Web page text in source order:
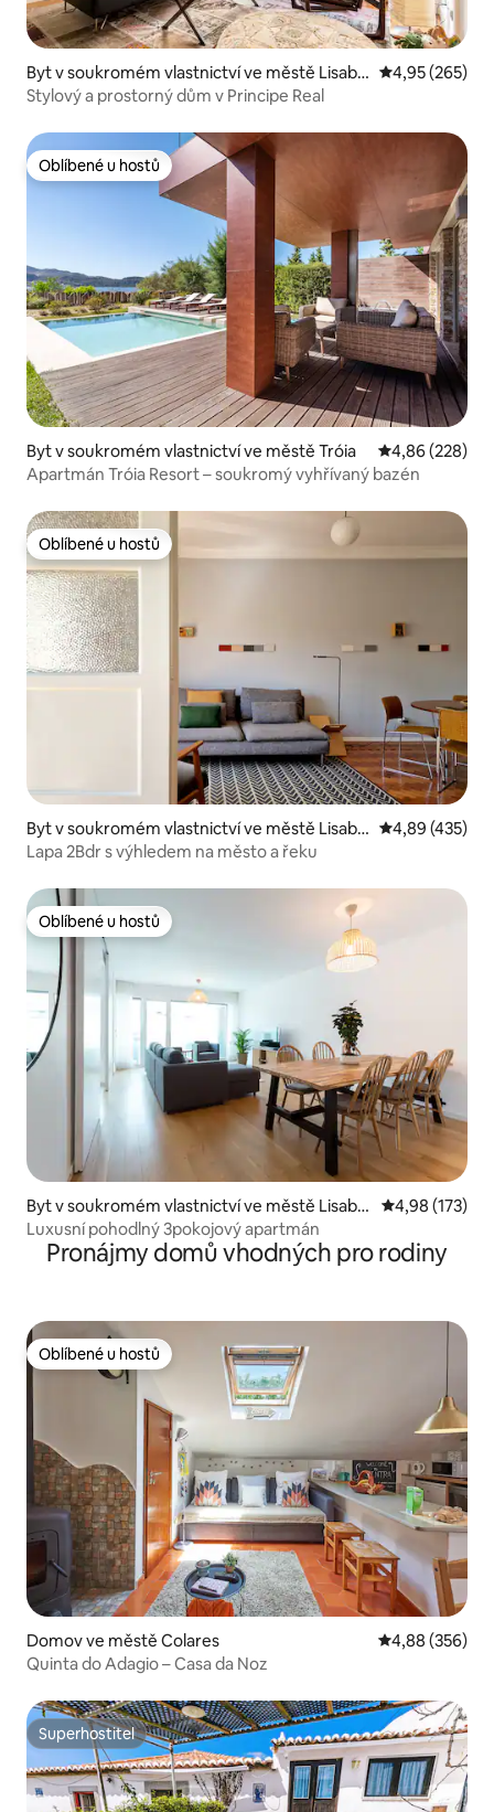
Byt v soukromém vlastnictví ve městě Lisabo
n
Průměrné
4,95 (265)
Stylový a prostorný dům v Principe Real
Oblíbené u hostů
Oblíbené u hostů
Byt v soukromém vlastnictví ve městě Tróia Průměrné
4,86 (228)
Apartmán Tróia Resort – soukromý vyhřívaný bazén
Oblíbené u hostů
Oblíbené u hostů
Byt v soukromém vlastnictví ve městě Lisabo
n
Průměrné
4,89 (435)
Lapa 2Bdr s výhledem na město a řeku
Oblíbené u hostů
Oblíbené u hostů
Byt v soukromém vlastnictví ve městě Lisabo
n
Průměrné
4,98 (173)
Luxusní pohodlný 3pokojový apartmán
Pronájmy domů vhodných pro rodiny
Oblíbené u hostů
Oblíbené u hostů
Domov ve městě Colares Průměrné
4,88 (356)
Quinta do Adagio – Casa da Noz
Superhostitel
Superhostitel